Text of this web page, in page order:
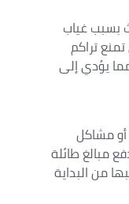
بسبب غياب
تراكم
يؤدي إلى
أو مشاكل
مبالغ طائلة
من البداية